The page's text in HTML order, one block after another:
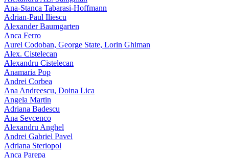
Ana-Stanca Tabarasi-Hoffmann
Adrian-Paul Iliescu
Alexander Baumgarten
Anca Ferro
Aurel Codoban, George State, Lorin Ghiman
Alex. Cistelecan
Alexandru Cistelecan
Anamaria Pop
Andrei Corbea
Ana Andreescu, Doina Lica
Angela Martin
Adriana Badescu
Ana Sevcenco
Alexandru Anghel
Andrei Gabriel Pavel
Adriana Steriopol
Anca Parepa